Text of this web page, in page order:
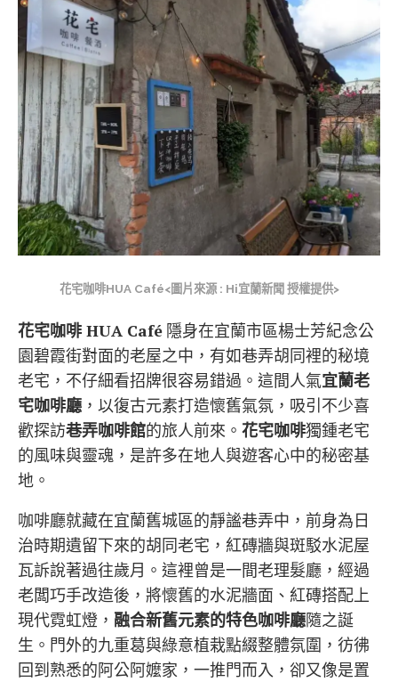
花宅咖啡HUA Café<圖片來源 : Hi宜蘭新聞 授權提供>
花宅咖啡 HUA Café 隱身在宜蘭市區楊士芳紀念公
園碧霞街對面的老屋之中，有如巷弄胡同裡的秘境
老宅，不仔細看招牌很容易錯過。這間人氣宜蘭老
宅咖啡廳 ，以復古元素打造懷舊氣氛，吸引不少喜
歡探訪巷弄咖啡館的旅人前來。 花宅咖啡獨鍾老宅
的風味與靈魂，是許多在地人與遊客心中的秘密基
地。
咖啡廳就藏在宜蘭舊城區的靜謐巷弄中，前身為日
治時期遺留下來的胡同老宅，紅磚牆與斑駁水泥屋
瓦訴說著過往歲月。這裡曾是一間老理髮廳，經過
老闆巧手改造後，將懷舊的水泥牆面、紅磚搭配上
現代霓虹燈， 融合新舊元素的特色咖啡廳隨之誕
生。門外的九重葛與綠意植栽點綴整體氛圍，彷彿
回到熟悉的阿公阿嬤家，一推門而入，卻又像是置